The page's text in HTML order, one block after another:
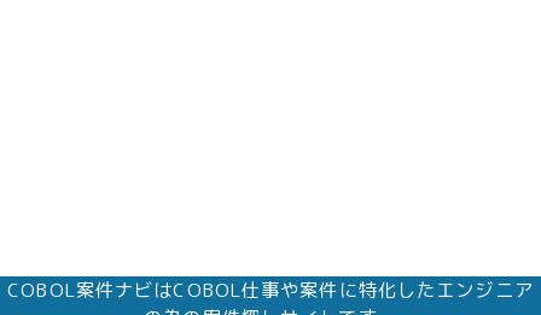
COBOL案件ナビはCOBOL仕事や案件に特化したエンジニア